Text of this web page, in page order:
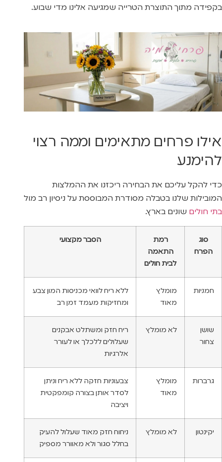
בקפידה מתוך התוצרת הטרייה שמגיעה אלינו מדי שבוע.
אילו פרחים מתאימים וממה רצוי
להימנע
כדי להקל עליכם את הבחירה ריכזנו את ההמלצות
המובילות שלנו בטבלה מסודרת המבוססת על ניסיון רב מול
בתי חולים שונים בארץ.
סוג
הפרח
רמת
התאמה
לבית חולים
הסבר מקצועי
חמניות
מומלץ
מאוד
ללא ריח לוואי מכניסות המון צבע
ומחזיקות מעמד זמן רב
שושן
צחור
לא מומלץ
ריח חזק ומשתלט אבקנים
שעלולים ללכלך או לעורר
אלרגיות
גרברות
מומלץ
מאוד
צבעוניות חזקה ללא ריח וניתן
לסדר אותן בצורה קומפקטית
ויציבה
יקינטון לא מומלץ
ניחוח חזק מאוד שעלול להעיק
בחלל סגור ולא מאוורר מספיק